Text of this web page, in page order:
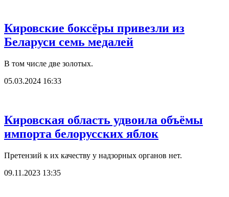
Кировские боксёры привезли из
Беларуси семь медалей
В том числе две золотых.
05.03.2024 16:33
Кировская область удвоила объёмы
импорта белорусских яблок
Претензий к их качеству у надзорных органов нет.
09.11.2023 13:35